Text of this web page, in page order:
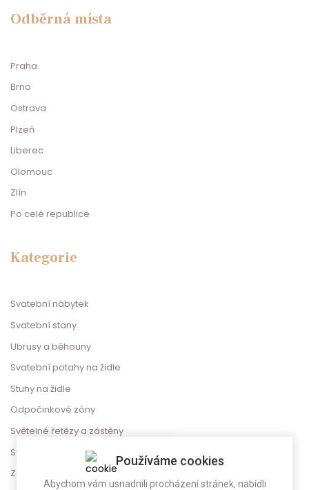
Odběrná místa
Praha
Brno
Ostrava
Plzeň
Liberec
Olomouc
Zlín
Po celé republice
Kategorie
Svatební nábytek
Svatební stany
Ubrusy a běhouny
Svatební potahy na židle
Stuhy na židle
Odpočinkové zóny
Světelné řetězy a zástěny
Svatební dekorace
Zábava na svatbu
Používáme cookies
Abychom vám usnadnili procházení stránek, nabídli